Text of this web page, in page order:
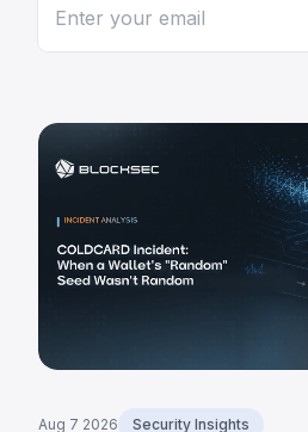
Aug 7 2026 Security Insights